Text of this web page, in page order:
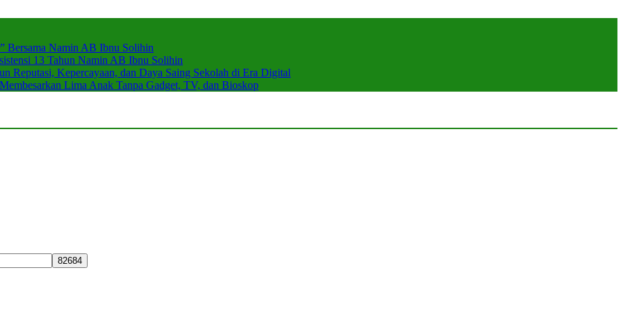
Bersama Namin AB Ibnu Solihin
13 Tahun Namin AB Ibnu Solihin
Reputasi, Kepercayaan, dan Daya Saing Sekolah di Era Digital
Lima Anak Tanpa Gadget, TV, dan Bioskop